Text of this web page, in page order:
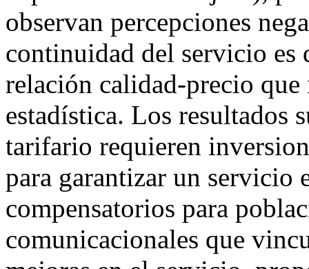
observan percepciones
continuidad del servicio es
relación calidad-precio
estadística. Los resultados
tarifario requieren
para garantizar un servicio
compensatorios para
comunicacionales que